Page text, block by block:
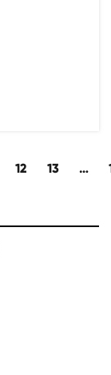
12 13 …